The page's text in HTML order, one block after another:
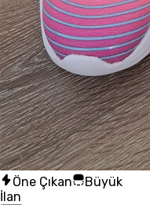
Öne Çıkan
Büyük
İlan